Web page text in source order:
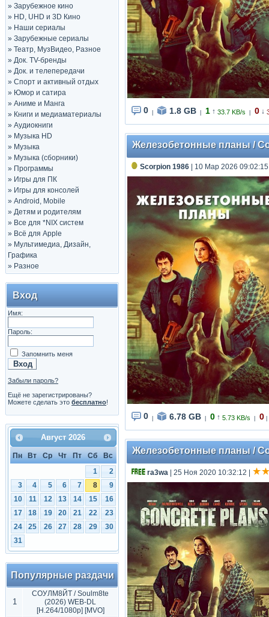
» Зарубежное кино
» HD, UHD и 3D Кино
» Наши сериалы
» Зарубежные сериалы
» Театр, МузВидео, Разное
» Док. TV-бренды
» Док. и телепередачи
» Спорт и активный отдых
» Юмор и сатира
» Аниме и Манга
» Книги и медиаматериалы
» Аудиокниги
» Музыка HD
» Музыка
» Музыка (сборники)
» Программы
» Игры для ПК
» Игры для консолей
» Android, Mobile
» Детям и родителям
» Все для *NIX систем
» Всё для Apple
» Мультимедиа, Дизайн,
Графика
» Разное
Вход
Имя:
Пароль:
Запомнить меня
Забыли пароль?
Ещё не зарегистрированы?
Можете сделать это бесплатно!
Август 2026
Пн Вт Ср Чт Пт Сб
Вс
1
2
3
4 5 6 7 8
9
10
11 12 13 14 15
16
17
18 19 20 21 22
23
24
25 26 27 28 29
30
31
Популярные раздачи
1
СОУЛМ8ЙТ / Soulm8te
(2026) WEB-DL
[H.264/1080p] [MVO]
0 1.8 GB 1 ↑ 33.7 KB/s 0 ↓
Железобетонные планы /
Scorpion 1986 | 10 Мар 2026 09:02:15
0 6.78 GB 0 ↑ 5.73 KB/s 0
Железобетонные планы /
ra3wa | 25 Ноя 2020 10:32:12